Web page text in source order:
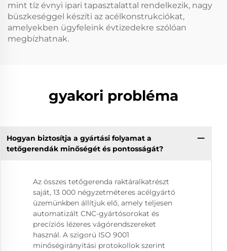
mint tíz évnyi ipari tapasztalattal rendelkezik, nagy
büszkeséggel készíti az acélkonstrukciókat,
amelyekben ügyfeleink évtizedekre szólóan
megbízhatnak.
gyakori probléma
Hogyan biztosítja a gyártási folyamat a
tetőgerendák minőségét és pontosságát?
Az összes tetőgerenda raktáralkatrészt
saját, 13 000 négyzetméteres acélgyártó
üzemünkben állítjuk elő, amely teljesen
automatizált CNC-gyártósorokat és
precíziós lézeres vágórendszereket
használ. A szigorú ISO 9001
minőségirányítási protokollok szerint